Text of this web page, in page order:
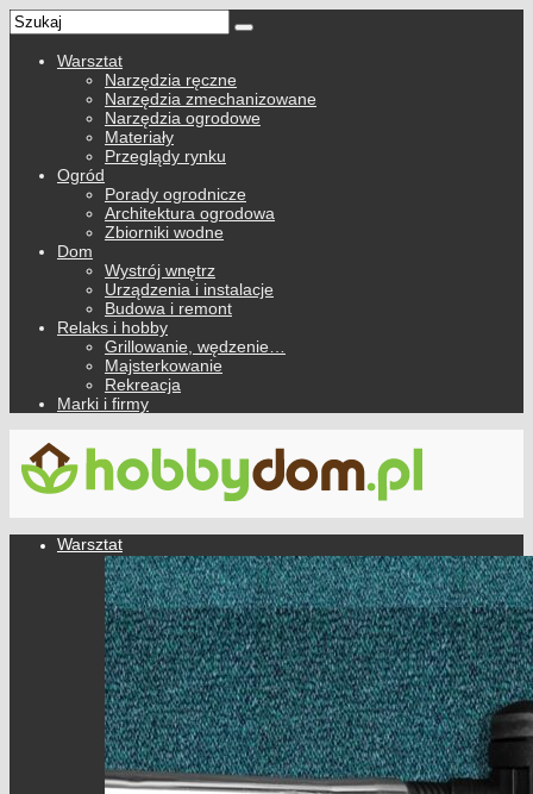
Warsztat
Narzędzia ręczne
Narzędzia zmechanizowane
Narzędzia ogrodowe
Materiały
Przeglądy rynku
Ogród
Porady ogrodnicze
Architektura ogrodowa
Zbiorniki wodne
Dom
Wystrój wnętrz
Urządzenia i instalacje
Budowa i remont
Relaks i hobby
Grillowanie, wędzenie…
Majsterkowanie
Rekreacja
Marki i firmy
Warsztat